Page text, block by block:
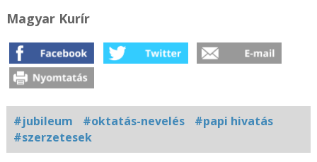
Magyar Kurír
#jubileum #oktatás-nevelés
#papi hivatás
#szerzetesek